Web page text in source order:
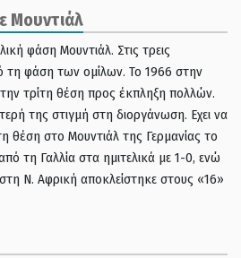
Μουντιάλ
φάση Μουντιάλ. Στις τρεις
τη φάση των ομίλων. Το 1966 στην
τρίτη θέση προς έκπληξη πολλών.
της στιγμή στη διοργάνωση. Εχει να
θέση στο Μουντιάλ της Γερμανίας το
τη Γαλλία στα ημιτελικά με 1-0, ενώ
Ν. Αφρική αποκλείστηκε στους «16»